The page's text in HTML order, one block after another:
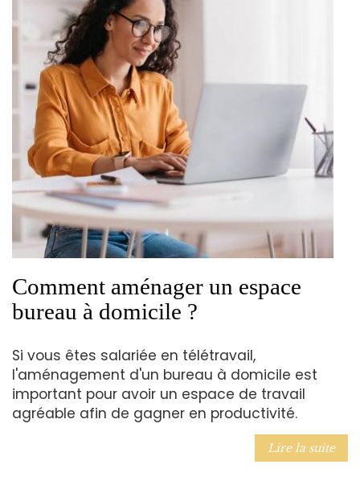
Comment aménager un espace
bureau à domicile ?
Si vous êtes salariée en télétravail,
l'aménagement d'un bureau à domicile est
important pour avoir un espace de travail
agréable afin de gagner en productivité.
Lire la suite